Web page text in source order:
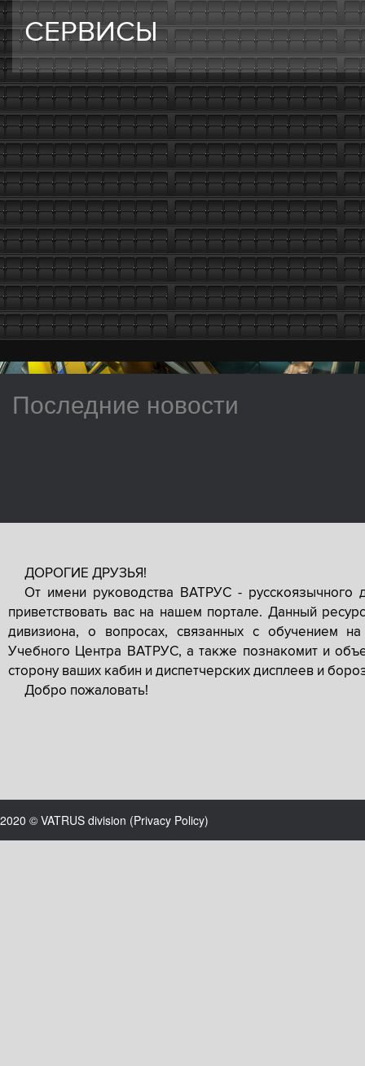
СЕРВИСЫ
Последние новости
ДОРОГИЕ ДРУЗЬЯ!
От имени руководства ВАТРУС -
приветствовать вас на нашем портале. Данный
дивизиона, о вопросах, связанных с обучением
Учебного Центра ВАТРУС, а также познакомит и
сторону ваших кабин и диспетчерских дисплеев и
Добро пожаловать!
2020 © VATRUS division (Privacy Policy)